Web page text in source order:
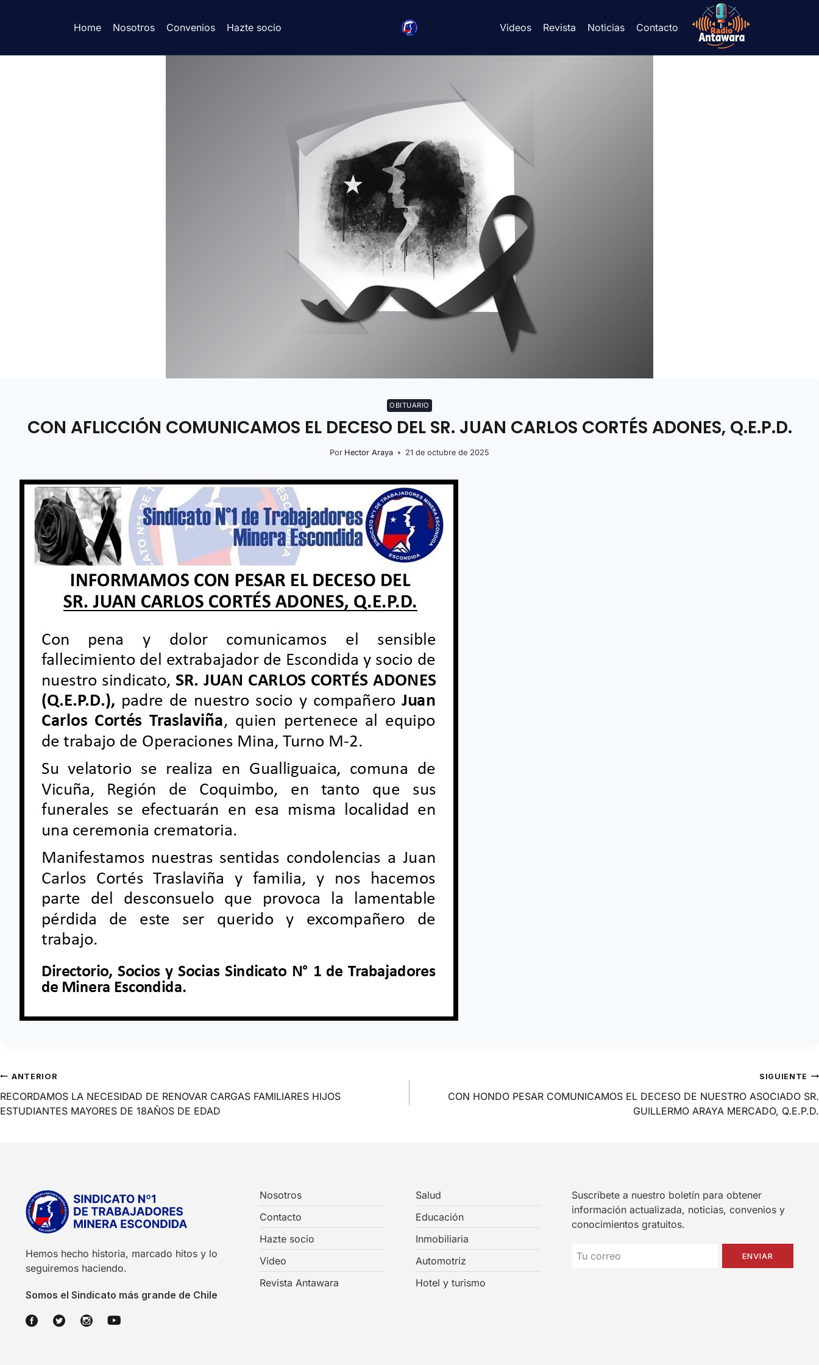
Home Nosotros Convenios Hazte socio Videos Revista Noticias Contacto
OBITUARIO
CON AFLICCIÓN COMUNICAMOS EL DECESO DEL SR. JUAN CARLOS CORTÉS ADONES, Q.E.P.D.
Por Hector Araya 21 de octubre de 2025
ANTERIOR
RECORDAMOS LA NECESIDAD DE RENOVAR CARGAS FAMILIARES HIJOS
ESTUDIANTES MAYORES DE 18AÑOS DE EDAD
SIGUIENTE
CON HONDO PESAR COMUNICAMOS EL DECESO DE NUESTRO ASOCIADO SR.
GUILLERMO ARAYA MERCADO, Q.E.P.D.
Hemos hecho historia, marcado hitos y lo
seguiremos haciendo.
Somos el Sindicato más grande de Chile
Nosotros
Contacto
Hazte socio
Video
Revista Antawara
Salud
Educación
Inmobiliaria
Automotriz
Hotel y turismo
Suscríbete a nuestro boletín para obtener
información actualizada, noticias, convenios y
conocimientos gratuitos.
ENVIAR